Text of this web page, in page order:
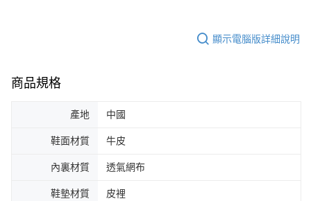
顯示電腦版詳細說明
商品規格
產地 中國
鞋面材質 牛皮
內裏材質 透氣網布
鞋墊材質 皮裡